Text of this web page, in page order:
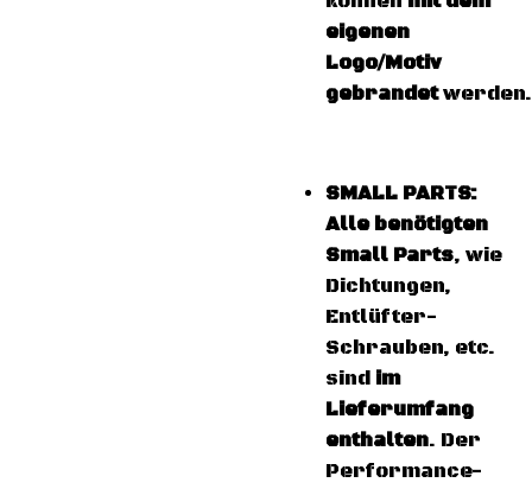
eigenen
Logo/Motiv
gebrandetwerden.
SMALL PARTS:
Alle benötigten
Small Parts, wie
Dichtungen,
Entlüfter-
Schrauben, etc.
sind im
Lieferumfang
enthalten. Der
Performance-